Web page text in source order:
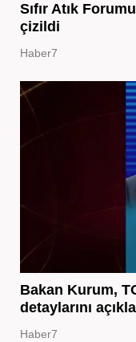
Sıfır Atık
çizildi
Haber7
Bakan Kurum,
detaylarını
Haber7